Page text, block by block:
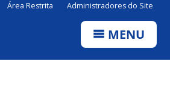
Área Restrita Administradores do Site
MENU